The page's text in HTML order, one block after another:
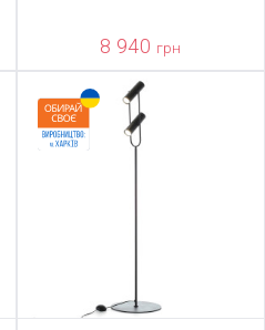
8 940 грн